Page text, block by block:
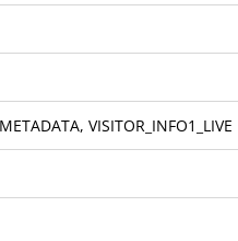
VISITOR_INFO1_LIVE